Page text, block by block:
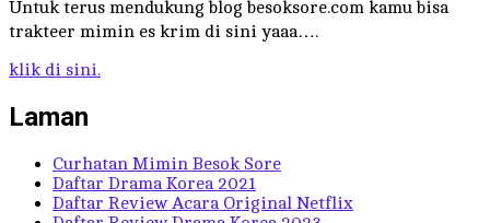
Untuk terus mendukung blog besoksore.com kamu bisa
trakteer mimin es krim di sini yaaa….
klik di sini.
Laman
Curhatan Mimin Besok Sore
Daftar Drama Korea 2021
Daftar Review Acara Original Netflix